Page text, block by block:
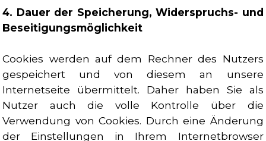
4. Dauer der Speicherung, Widerspruchs- und
Beseitigungsmöglichkeit
Cookies werden auf dem Rechner des Nutzers
gespeichert und von diesem an unsere
Internetseite übermittelt. Daher haben Sie als
Nutzer auch die volle Kontrolle über die
Verwendung von Cookies. Durch eine Änderung
der Einstellungen in Ihrem Internetbrowser